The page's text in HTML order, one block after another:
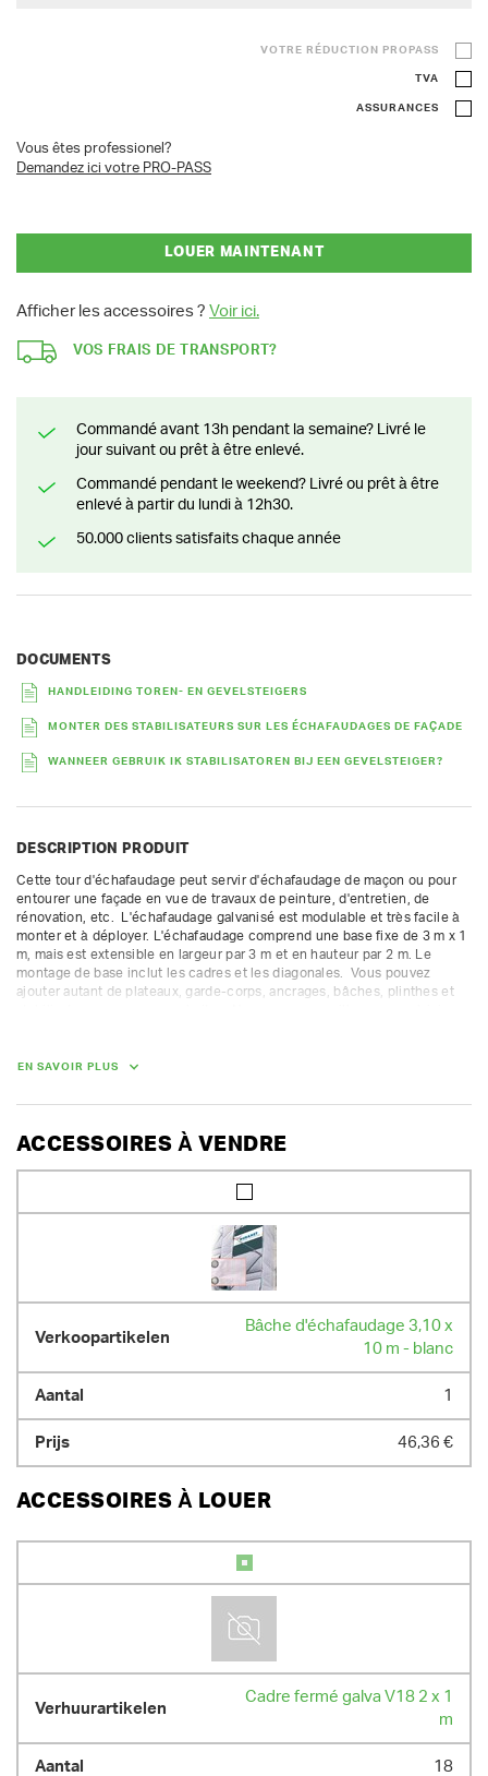
VOTRE RÉDUCTION PROPASS
TVA
ASSURANCES
Vous êtes professionel?
Demandez ici votre PRO-PASS
LOUER MAINTENANT
Afficher les accessoires ? Voir ici.
VOS FRAIS DE TRANSPORT?
Commandé avant 13h pendant la semaine? Livré le
jour suivant ou prêt à être enlevé.
Commandé pendant le weekend? Livré ou prêt à être
enlevé à partir du lundi à 12h30.
50.000 clients satisfaits chaque année
DOCUMENTS
HANDLEIDING TOREN- EN GEVELSTEIGERS
MONTER DES STABILISATEURS SUR LES ÉCHAFAUDAGES DE FAÇADE
WANNEER GEBRUIK IK STABILISATOREN BIJ EEN GEVELSTEIGER?
DESCRIPTION PRODUIT
Cette tour d'échafaudage peut servir d'échafaudage de maçon ou pour
entourer une façade en vue de travaux de peinture, d'entretien, de
rénovation, etc.  L'échafaudage galvanisé est modulable et très facile à
monter et à déployer. L'échafaudage comprend une base fixe de 3 m x 1
m, mais est extensible en largeur par 3 m et en hauteur par 2 m. Le
montage de base inclut les cadres et les diagonales.  Vous pouvez
ajouter autant de plateaux, garde-corps, ancrages, bâches, plinthes et
proposée. Nous facturons une caution supplémentaire pour les autres
Convient uniquement pour une installation fixe.
EN SAVOIR PLUS
ACCESSOIRES À VENDRE
Bâche d'échafaudage 3,10 x
10 m - blanc
1
46,36 €
ACCESSOIRES À LOUER
Cadre fermé galva V18 2 x 1
m
18